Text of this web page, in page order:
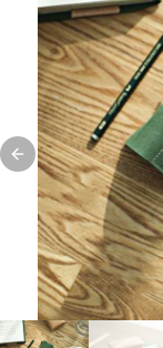
Previous slide